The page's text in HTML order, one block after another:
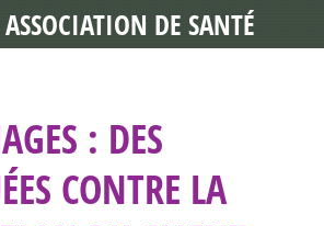
: DES
CONTRE LA
DE SANTÉ